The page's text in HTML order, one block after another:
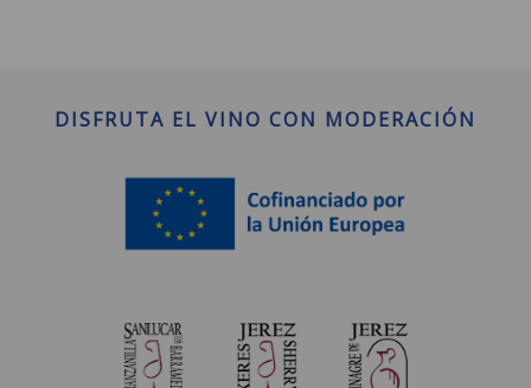
DISFRUTA EL VINO CON MODERACIÓN